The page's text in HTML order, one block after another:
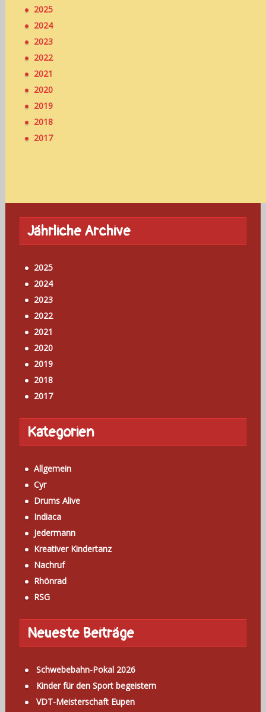
2025
2024
2023
2022
2021
2020
2019
2018
2017
Jährliche Archive
2025
2024
2023
2022
2021
2020
2019
2018
2017
Kategorien
Allgemein
Cyr
Drums Alive
Indiaca
Jedermann
Kreativer Kindertanz
Nachruf
Rhönrad
RSG
Neueste Beiträge
Schwebebahn-Pokal 2026
Kinder für den Sport begeistern
VDT-Meisterschaft Eupen